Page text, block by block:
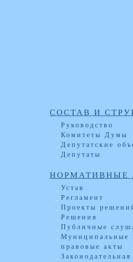
СОСТАВ И
Руководство
Комитеты Думы
Депутатские
Депутаты
НОРМАТИВНЫЕ
Устав
Регламент
Проекты
Решения
Публичные
Муниципальные
правовые акты